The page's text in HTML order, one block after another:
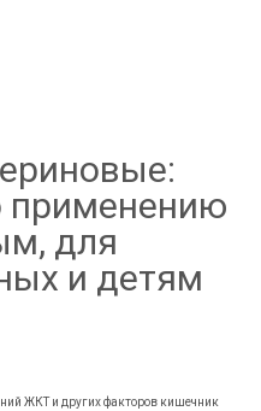
применению
для
и детям
ЖКТ и других факторов кишечник